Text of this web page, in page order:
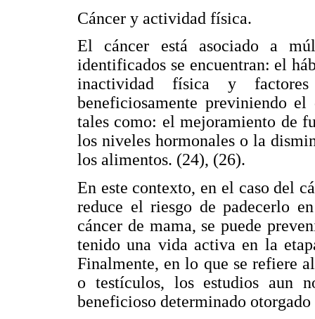
Cáncer y actividad física.
El cáncer está asociado a
identificados se encuentran: el
inactividad física y
beneficiosamente previniendo
tales como: el mejoramiento de
los niveles hormonales o la
los alimentos. (24), (26).
En este contexto, en el caso del
reduce el riesgo de padecerlo
cáncer de mama, se puede
tenido una vida activa en la
Finalmente, en lo que se refiere
o testículos, los estudios aun
beneficioso determinado